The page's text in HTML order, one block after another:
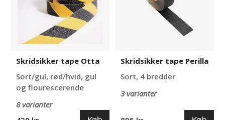
Skridsikker tape Otta
Sort/gul, rød/hvid, gul
og flourescerende
8 varianter
Skridsikker tape Perilla
Sort, 4 bredder
3 varianter